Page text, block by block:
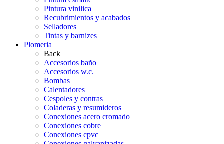
Pintura vinilica
Recubrimientos y acabados
Selladores
Tintas y barnizes
Plomeria
Back
Accesorios baño
Accesorios w.c.
Bombas
Calentadores
Cespoles y contras
Coladeras y resumideros
Conexiones acero cromado
Conexiones cobre
Conexiones cpvc